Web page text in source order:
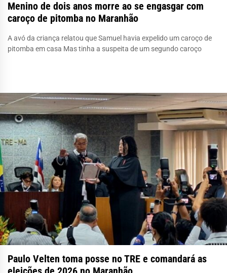
Menino de dois anos morre ao se engasgar com
caroço de pitomba no Maranhão
A avó da criança relatou que Samuel havia expelido um caroço de
pitomba em casa Mas tinha a suspeita de um segundo caroço
Paulo Velten toma posse no TRE e comandará as